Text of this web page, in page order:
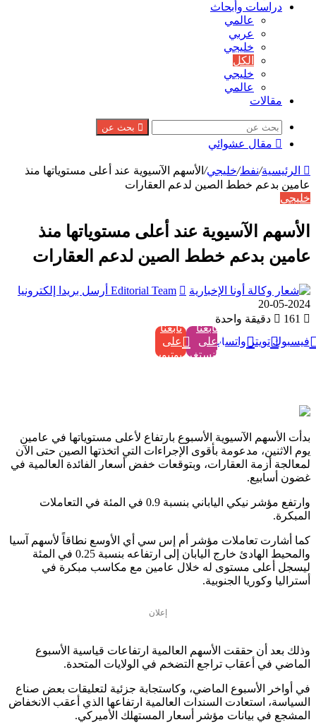
دراسات وأبحاث
عالمي
عربي
خليجي
الكل
خليجي
عالمي
مقالات
بحث عن
مقال عشوائي
الرئيسية/نفط/خليجي/ الأسهم الآسيوية عند أعلى مستوياتها منذ
عامين بدعم خطط الصين لدعم العقارات
خليجي
الأسهم الآسيوية عند أعلى مستوياتها منذ
عامين بدعم خطط الصين لدعم العقارات
Editorial Team أرسل بريدا إلكترونيا
2024-05-20
161
دقيقة واحدة
فيسبوكتويتر واتساب
تابعنا
على
إنستغرام
تابعنا
على
يوتيوب
بدأت الأسهم الآسيوية الأسبوع بارتفاع لأعلى مستوياتها في عامين
يوم الاثنين، مدعومة بأقوى الإجراءات التي اتخذتها الصين حتى الآن
لمعالجة أزمة العقارات، وبتوقعات خفض أسعار الفائدة العالمية في
غضون أسابيع.
وارتفع مؤشر نيكي الياباني بنسبة 0.9 في المئة في التعاملات
المبكرة.
كما أشارت تعاملات مؤشر أم إس سي أي الأوسع نطاقاً لأسهم آسيا
والمحيط الهادئ خارج اليابان إلى ارتفاعه بنسبة 0.25 في المئة
ليسجل أعلى مستوى له خلال عامين مع مكاسب مبكرة في
أستراليا وكوريا الجنوبية.
إعلان
وذلك بعد أن حققت الأسهم العالمية ارتفاعات قياسية الأسبوع
الماضي في أعقاب تراجع التضخم في الولايات المتحدة.
في أواخر الأسبوع الماضي، وكاستجابة جزئية لتعليقات بعض صناع
السياسة، استعادت السندات العالمية ارتفاعها الذي أعقب الانخفاض
المشجع في بيانات مؤشر أسعار المستهلك الأميركي.